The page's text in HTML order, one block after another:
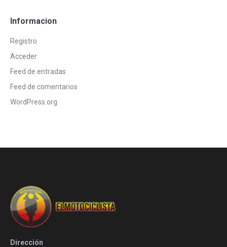
Informacion
Registro
Acceder
Feed de entradas
Feed de comentarios
WordPress.org
Dirección